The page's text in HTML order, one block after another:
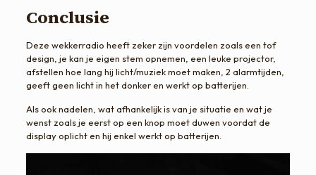
Conclusie
Deze wekkerradio heeft zeker zijn voordelen zoals een tof
design, je kan je eigen stem opnemen, een leuke projector,
afstellen hoe lang hij licht/muziek moet maken, 2 alarmtijden,
geeft geen licht in het donker en werkt op batterijen.
Als ook nadelen, wat afhankelijk is van je situatie en wat je
wenst zoals je eerst op een knop moet duwen voordat de
display oplicht en hij enkel werkt op batterijen.